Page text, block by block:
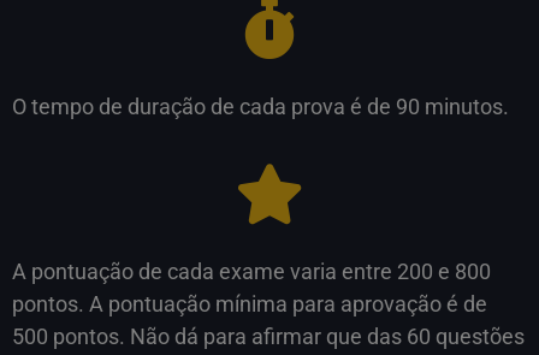
O tempo de duração de cada prova é de 90 minutos.
A pontuação de cada exame varia entre 200 e 800
pontos. A pontuação mínima para aprovação é de
500 pontos. Não dá para afirmar que das 60 questões